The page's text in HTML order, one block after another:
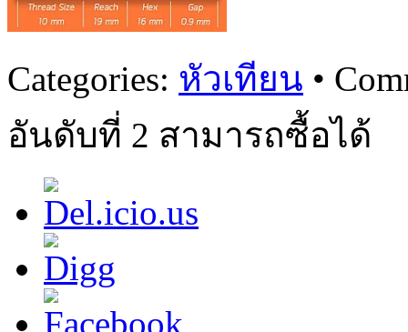
Categories: หัวเทียน •
อันดับที่ 2 สามารถซื้อได้